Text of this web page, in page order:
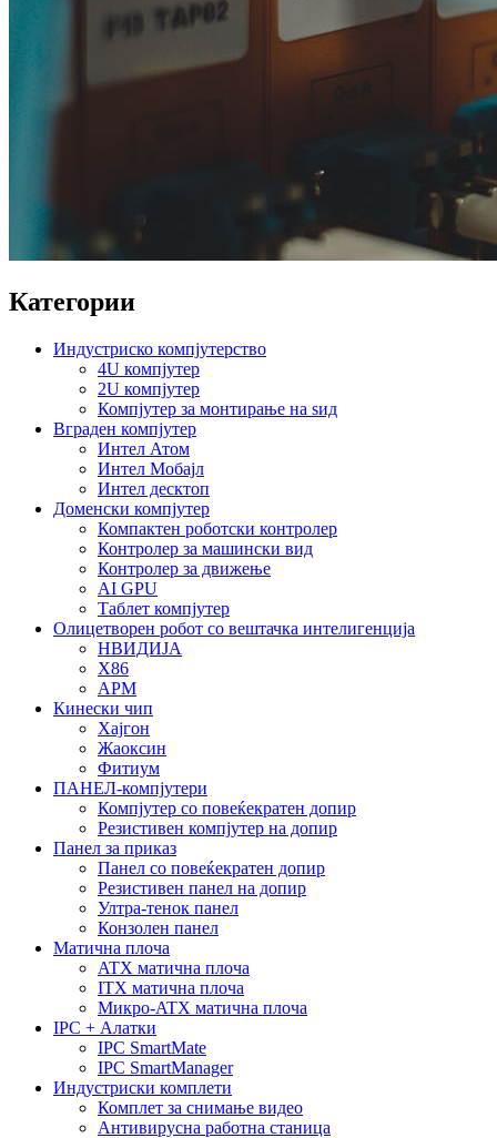
Категории
Индустриско компјутерство
4U компјутер
2U компјутер
Компјутер за монтирање на ѕид
Вграден компјутер
Интел Атом
Интел Мобајл
Интел десктоп
Доменски компјутер
Компактен роботски контролер
Контролер за машински вид
Контролер за движење
AI GPU
Таблет компјутер
Олицетворен робот со вештачка интелигенција
НВИДИЈА
X86
АРМ
Кинески чип
Хајгон
Жаоксин
Фитиум
ПАНЕЛ-компјутери
Компјутер со повеќекратен допир
Резистивен компјутер на допир
Панел за приказ
Панел со повеќекратен допир
Резистивен панел на допир
Ултра-тенок панел
Конзолен панел
Матична плоча
ATX матична плоча
ITX матична плоча
Микро-ATX матична плоча
IPC + Алатки
IPC SmartMate
IPC SmartManager
Индустриски комплети
Комплет за снимање видео
Антивирусна работна станица